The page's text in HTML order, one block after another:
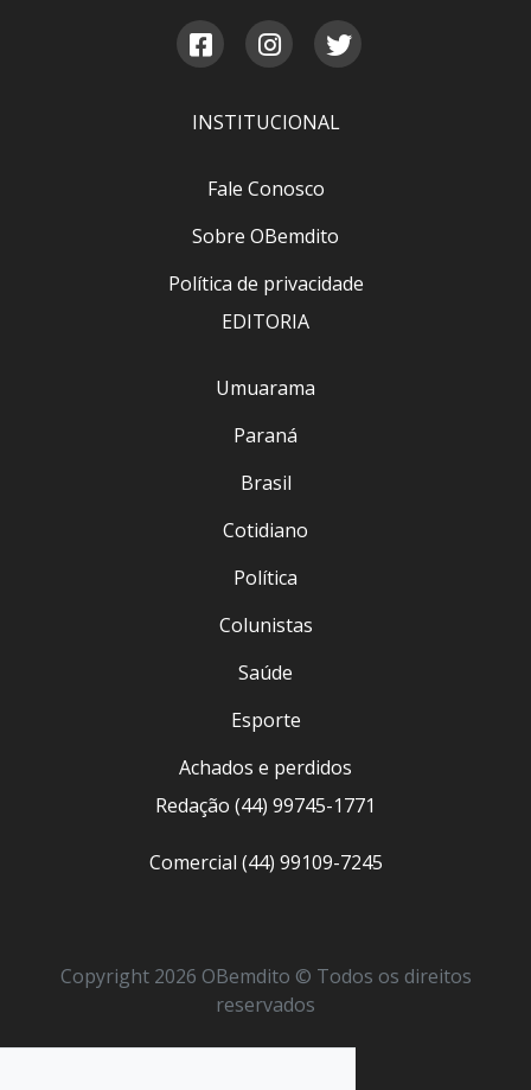
INSTITUCIONAL
Fale Conosco
Sobre OBemdito
Política de privacidade
EDITORIA
Umuarama
Paraná
Brasil
Cotidiano
Política
Colunistas
Saúde
Esporte
Achados e perdidos
Redação (44) 99745-1771
Comercial (44) 99109-7245
Copyright 2026 OBemdito © Todos os direitos
reservados